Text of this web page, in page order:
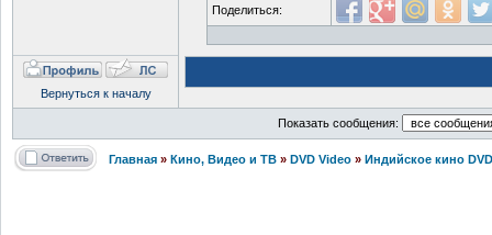
Поделиться:
Вернуться к началу
Показать сообщения:
Главная » Кино, Видео и ТВ » DVD Video » Индийское кино